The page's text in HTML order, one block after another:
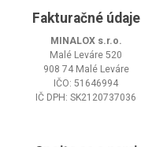
Fakturačné údaje
MINALOX s.r.o.
Malé Leváre 520
908 74 Malé Leváre
IČO: 51646994
IČ DPH: SK2120737036